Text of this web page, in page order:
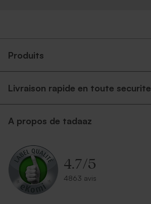
Produits
Livraison rapide en toute securite
A propos de tadaaz
4.7/5
4863 avis